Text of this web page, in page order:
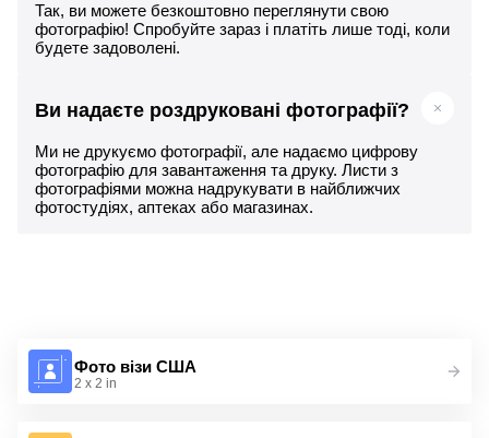
Так, ви можете безкоштовно переглянути свою
фотографію! Спробуйте зараз і платіть лише тоді, коли
будете задоволені.
Ви надаєте роздруковані фотографії?
Ми не друкуємо фотографії, але надаємо цифрову
фотографію для завантаження та друку. Листи з
фотографіями можна надрукувати в найближчих
фотостудіях, аптеках або магазинах.
Фото візи США
2 x 2 in